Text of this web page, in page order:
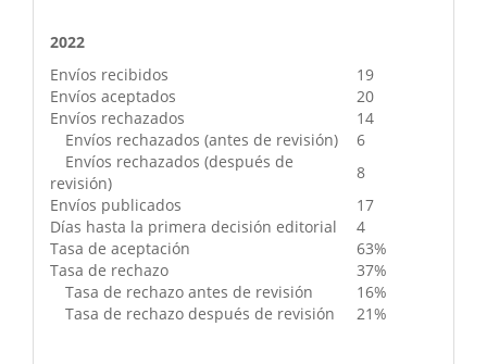
2022
Envíos recibidos
19
Envíos aceptados
20
Envíos rechazados
14
Envíos rechazados (antes de revisión)
6
Envíos rechazados (después de
revisión)
8
Envíos publicados
17
Días hasta la primera decisión editorial
4
Tasa de aceptación
63%
Tasa de rechazo
37%
Tasa de rechazo antes de revisión
16%
Tasa de rechazo después de revisión
21%